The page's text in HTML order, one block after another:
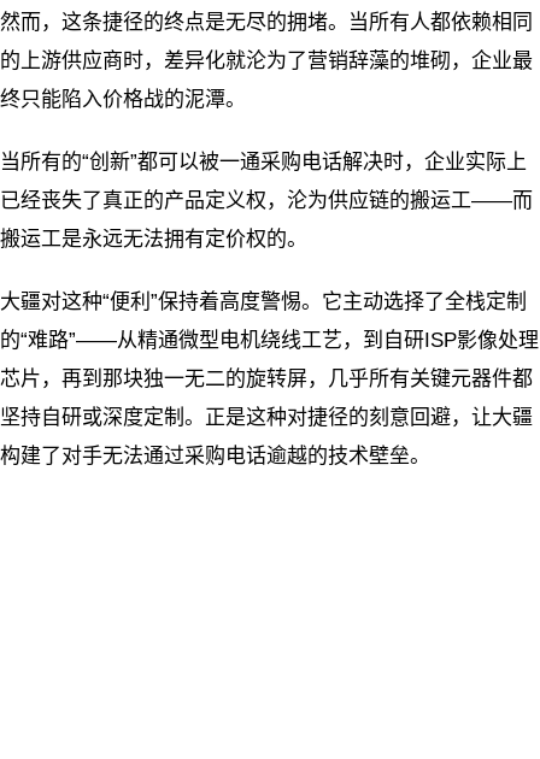
然而，这条捷径的终点是无尽的拥堵。当所有人都依赖相同
的上游供应商时，差异化就沦为了营销辞藻的堆砌，企业最
终只能陷入价格战的泥潭。
当所有的“创新”都可以被一通采购电话解决时，企业实际上
已经丧失了真正的产品定义权，沦为供应链的搬运工——而
搬运工是永远无法拥有定价权的。
大疆对这种“便利”保持着高度警惕。它主动选择了全栈定制
的“难路”——从精通微型电机绕线工艺，到自研ISP影像处理
芯片，再到那块独一无二的旋转屏，几乎所有关键元器件都
坚持自研或深度定制。正是这种对捷径的刻意回避，让大疆
构建了对手无法通过采购电话逾越的技术壁垒。